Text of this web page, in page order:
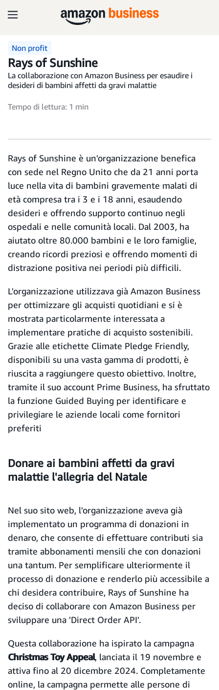
Non profit
Rays of Sunshine
La collaborazione con Amazon Business per esaudire i
desideri di bambini affetti da gravi malattie
Tempo di lettura: 1 min
Rays of Sunshine è un'organizzazione benefica
con sede nel Regno Unito che da 21 anni porta
luce nella vita di bambini gravemente malati di
età compresa tra i 3 e i 18 anni, esaudendo
desideri e offrendo supporto continuo negli
ospedali e nelle comunità locali. Dal 2003, ha
aiutato oltre 80.000 bambini e le loro famiglie,
creando ricordi preziosi e offrendo momenti di
distrazione positiva nei periodi più difficili.
L'organizzazione utilizzava già Amazon Business
per ottimizzare gli acquisti quotidiani e si è
mostrata particolarmente interessata a
implementare pratiche di acquisto sostenibili.
Grazie alle etichette Climate Pledge Friendly,
disponibili su una vasta gamma di prodotti, è
riuscita a raggiungere questo obiettivo. Inoltre,
tramite il suo account Prime Business, ha sfruttato
la funzione Guided Buying per identificare e
privilegiare le aziende locali come fornitori
preferiti
Donare ai bambini affetti da gravi
malattie l'allegria del Natale
Nel suo sito web, l'organizzazione aveva già
implementato un programma di donazioni in
denaro, che consente di effettuare contributi sia
tramite abbonamenti mensili che con donazioni
una tantum. Per semplificare ulteriormente il
processo di donazione e renderlo più accessibile a
chi desidera contribuire, Rays of Sunshine ha
deciso di collaborare con Amazon Business per
sviluppare una 'Direct Order API'.
Questa collaborazione ha ispirato la campagna
Christmas Toy Appeal, lanciata il 19 novembre e
attiva fino al 20 dicembre 2024. Completamente
online, la campagna permette alle persone di